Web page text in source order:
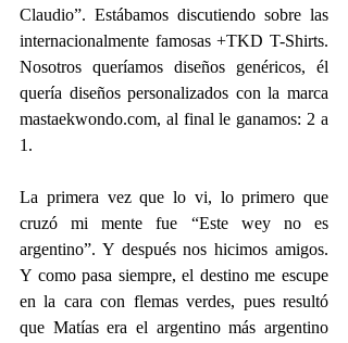
Claudio”. Estábamos discutiendo sobre las
internacionalmente famosas +TKD T-Shirts.
Nosotros queríamos diseños genéricos, él
quería diseños personalizados con la marca
mastaekwondo.com, al final le ganamos: 2 a
1.
La primera vez que lo vi, lo primero que
cruzó mi mente fue “Este wey no es
argentino”. Y después nos hicimos amigos.
Y como pasa siempre, el destino me escupe
en la cara con flemas verdes, pues resultó
que Matías era el argentino más argentino